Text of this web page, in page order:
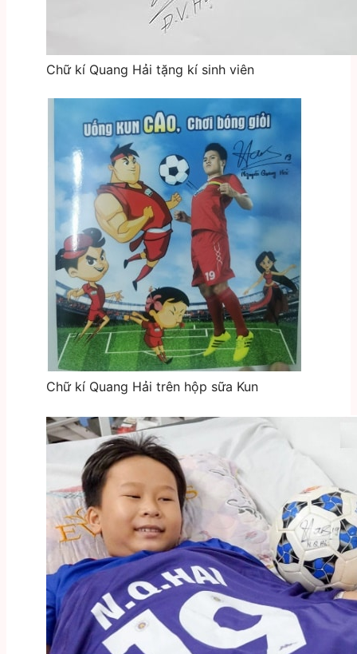
Chữ kí Quang Hải tặng kí sinh viên
Chữ kí Quang Hải trên hộp sữa Kun